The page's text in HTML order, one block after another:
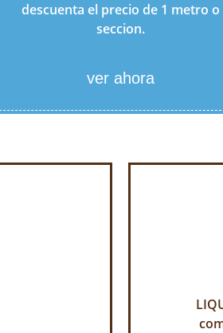
descuenta el precio de 1 metro o
seccion.
ver ahora